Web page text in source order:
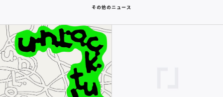
その他のニュース